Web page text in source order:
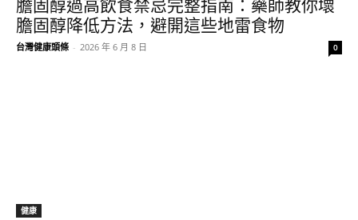
膽固醇過高飲食禁忌完整指南：藥師教你壞
膽固醇降低方法，避開這些地雷食物
台灣健康頭條 - 2026 年 6 月 8 日 0
健康